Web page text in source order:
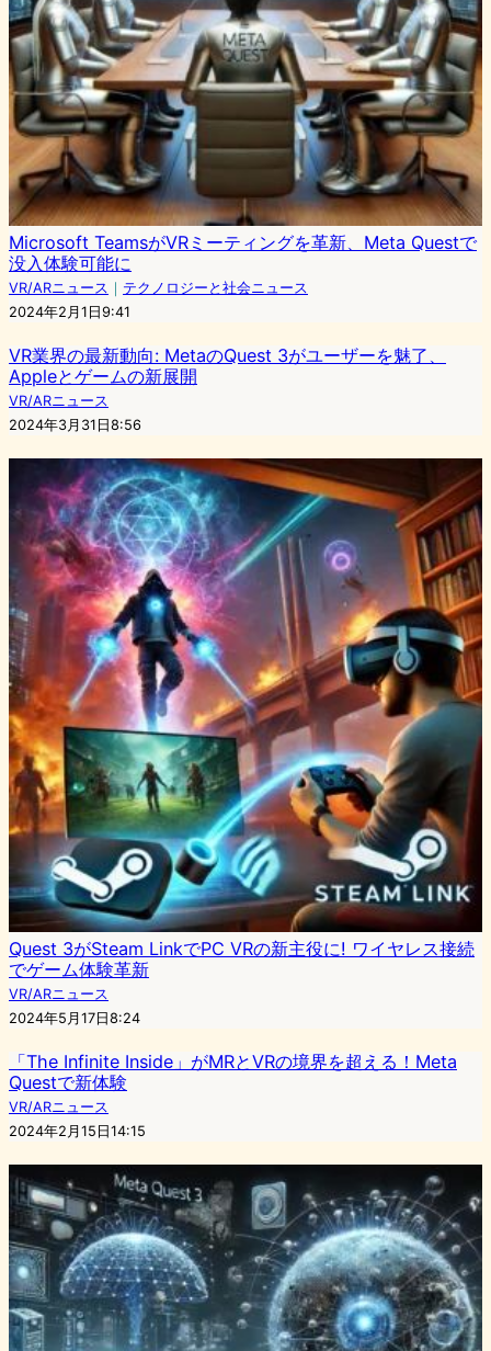
Microsoft TeamsがVRミーティングを革新、Meta Questで
没入体験可能に
VR/ARニュース ｜ テクノロジーと社会ニュース
2024年2月1日9:41
VR業界の最新動向: MetaのQuest 3がユーザーを魅了、
Appleとゲームの新展開
VR/ARニュース
2024年3月31日8:56
Quest 3がSteam LinkでPC VRの新主役に! ワイヤレス接続
でゲーム体験革新
VR/ARニュース
2024年5月17日8:24
「The Infinite Inside」がMRとVRの境界を超える！Meta
Questで新体験
VR/ARニュース
2024年2月15日14:15